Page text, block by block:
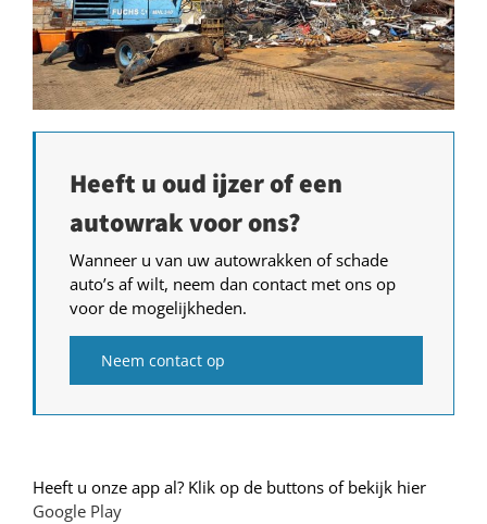
Heeft u oud ijzer of een
autowrak voor ons?
Wanneer u van uw autowrakken of schade
auto’s af wilt, neem dan contact met ons op
voor de mogelijkheden.
Neem contact op
Heeft u onze app al? Klik op de buttons of bekijk hier
Google Play